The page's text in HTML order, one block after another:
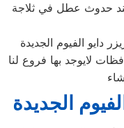
حدوث عطل في ثلاجة
دايو الفيوم الجديدة
لايوجد بها فروع لنا
الجديدة